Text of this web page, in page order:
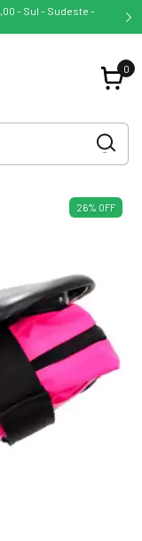
- Sul - Sudeste -
0
26% OFF